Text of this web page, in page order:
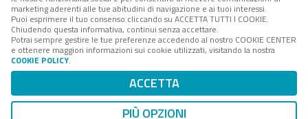
FPA s.r.l. è società soggetta a Direzione e
Coordinamento da parte di Digital360 S.p.A. - FPA s.r.l.
è un'azienda certificata per il sistema di management
Codice Fiscale/Partita IVA n. 10693191008 - R.E.A. Roma
n. 1249791. ISP AWS
Mappa del sito
marketing aderenti alle tue abitudini di navigazione e ai tuoi interessi.
Puoi esprimere il tuo consenso cliccando su ACCETTA TUTTI I COOKIE.
Chiudendo questa informativa, continui senza accettare.
Potrai sempre gestire le tue preferenze accedendo al nostro COOKIE CENTER
e ottenere maggiori informazioni sui cookie utilizzati, visitando la nostra
COOKIE POLICY.
ACCETTA
PIÙ OPZIONI